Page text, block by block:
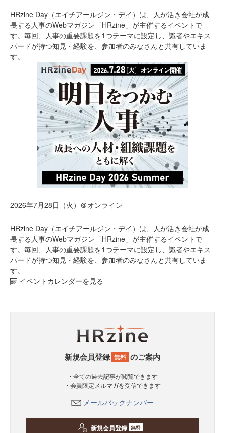
HRzine Day（エイチアールジン・デイ）は、人が活き会社が成
長する人事のWebマガジン「HRzine」が主催するイベントで
す。毎回、人事の重要課題を1つテーマに設定し、識者やエキス
パードが持つ知見・経験を、参加者のみなさんと共有していま
す。
2026年7月28日（火）＠オンライン
HRzine Day（エイチアールジン・デイ）は、人が活き会社が成
長する人事のWebマガジン「HRzine」が主催するイベントで
す。毎回、人事の重要課題を1つテーマに設定し、識者やエキス
パードが持つ知見・経験を、参加者のみなさんと共有していま
す。
イベントカレンダーを見る
新規会員登録 無料 のご案内
・全ての過去記事が閲覧できます
・会員限定メルマガを受信できます
メールバックナンバー
新規会員登録 無料